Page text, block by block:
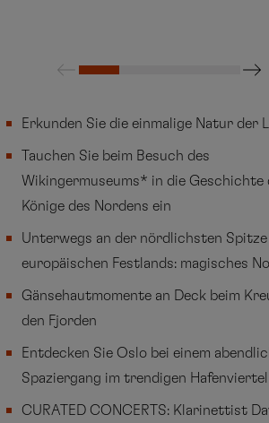
Erkunden Sie die einmalige Natur der
Tauchen Sie beim Besuch des
Wikingermuseums* in die Geschichte
Könige des Nordens ein
Unterwegs an der nördlichsten Spitze
europäischen Festlands: magisches
Gänsehautmomente an Deck beim
den Fjorden
Entdecken Sie Oslo bei einem
Spaziergang im trendigen Hafenviertel
CURATED CONCERTS: Klarinettist